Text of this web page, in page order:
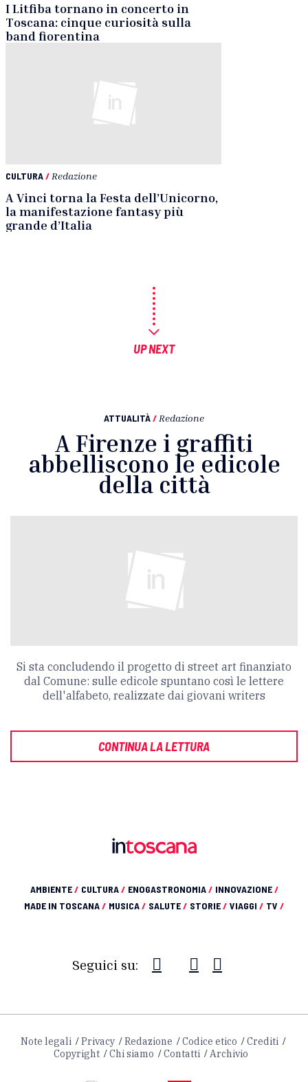
I Litfiba tornano in concerto in
Toscana: cinque curiosità sulla
band fiorentina
CULTURA/ Redazione
A Vinci torna la Festa dell’Unicorno,
la manifestazione fantasy più
grande d’Italia
UP NEXT
ATTUALITÀ/ Redazione
A Firenze i graffiti
abbelliscono le edicole
della città
Si sta concludendo il progetto di street art finanziato
dal Comune: sulle edicole spuntano così le lettere
dell'alfabeto, realizzate dai giovani writers
CONTINUA LA LETTURA
AMBIENTE/ CULTURA/ ENOGASTRONOMIA/ INNOVAZIONE/
MADE IN TOSCANA/ MUSICA/ SALUTE/ STORIE/ VIAGGI / TV /
Seguici su:
Note legali Privacy Redazione Codice etico
Crediti
Copyright
Chi siamo Contatti Archivio